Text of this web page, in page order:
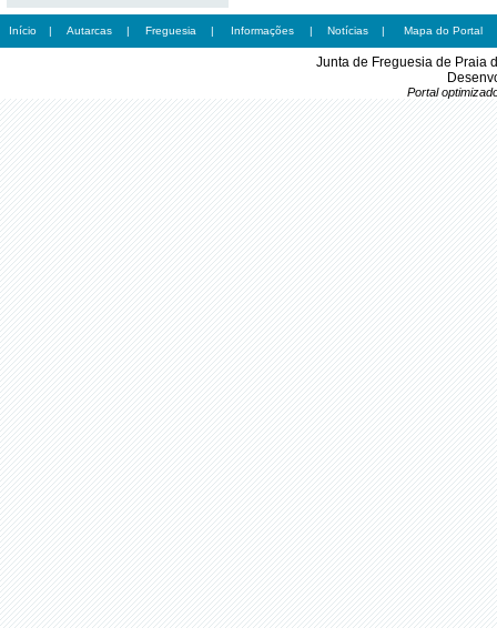
Início | Autarcas | Freguesia | Informações | Notícias | Mapa do Portal
Junta de Freguesia de Praia
Portal